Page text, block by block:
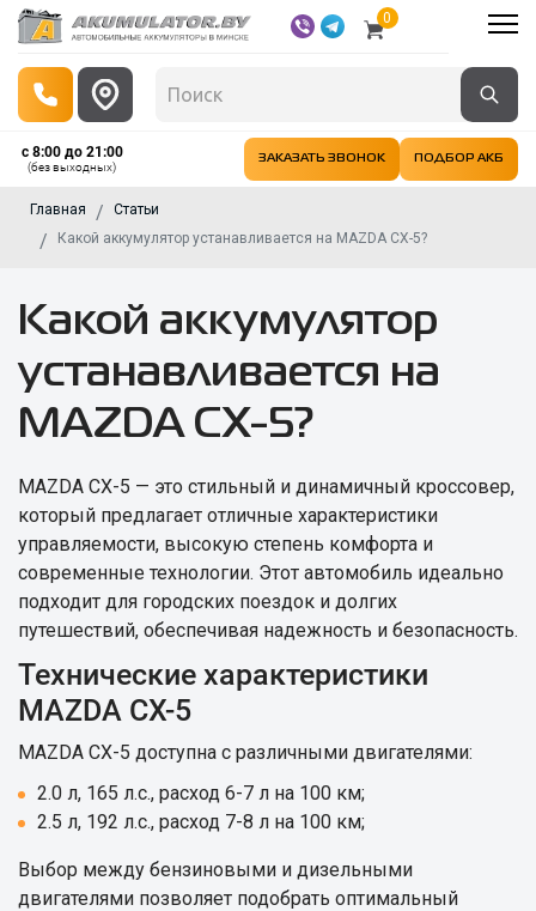
0
с 8:00 до 21:00
(без выходных)
ЗАКАЗАТЬ ЗВОНОК ПОДБОР АКБ
Главная
Статьи
Какой аккумулятор устанавливается на MAZDA CX-5?
Какой аккумулятор
устанавливается на
MAZDA CX-5?
MAZDA CX-5 — это стильный и динамичный кроссовер,
который предлагает отличные характеристики
управляемости, высокую степень комфорта и
современные технологии. Этот автомобиль идеально
подходит для городских поездок и долгих
путешествий, обеспечивая надежность и безопасность.
Технические характеристики
MAZDA CX-5
MAZDA CX-5 доступна с различными двигателями:
2.0 л, 165 л.с., расход 6-7 л на 100 км;
2.5 л, 192 л.с., расход 7-8 л на 100 км;
Выбор между бензиновыми и дизельными
двигателями позволяет подобрать оптимальный